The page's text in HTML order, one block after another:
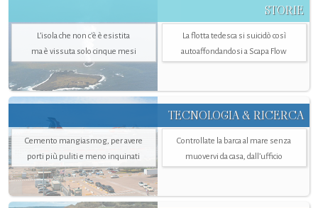
STORIE
L’isola che non c'è è esistita
ma è vissuta solo cinque mesi
La flotta tedesca si suicidò così
autoaffondandosi a Scapa Flow
TECNOLOGIA & RICERCA
Cemento mangiasmog, per avere
porti più puliti e meno inquinati
Controllate la barca al mare senza
muovervi da casa, dall’ufficio